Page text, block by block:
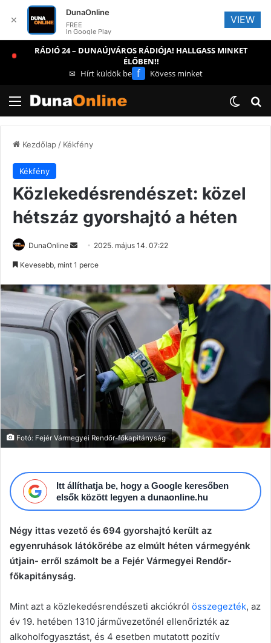
RÁDIÓ 24 – DUNAÚJVÁROS RÁDIÓJA! HALLGASS MINKET
ÉLŐBEN!!
✉ Hírt küldök be f Kövess minket
Menü
Kezdőlap/ Kékfény
Kékfény
Közlekedésrendészet: közel
hétszáz gyorshajtó a héten
DunaOnline
Send 2025. május 14. 07:22
Kevesebb, mint 1 perce
Fotó: Fejér Vármegyei Rendőr-főkapitányság
Itt állíthatja be, hogy a Google keresőben
elsők között legyen a dunaonline.hu
Négy ittas vezető és 694 gyorshajtó került az
egyenruhások látókörébe az elmúlt héten vármegyénk
útjain- erről számolt be a Fejér Vármegyei Rendőr-
főkapitányság.
Mint azt a közlekedésrendészeti akciókról összegezték, az
év 19. hetében 1310 járművezetőnél ellenőrizték az
alkoholfogyasztást, és 4 esetben mutatott pozitív
✕
DunaOnline
FREE
In Google Play
VIEW